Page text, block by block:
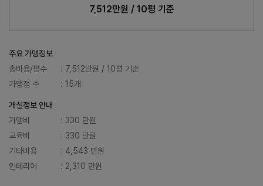
7,512만원 / 10평 기준
주요 가맹정보
총비용/평수
: 7,512만원 / 10평 기준
가맹점 수
: 15개
개설정보 안내
가맹비
: 330 만원
교육비
: 330 만원
기타비용
: 4,543 만원
인테리어
: 2,310 만원